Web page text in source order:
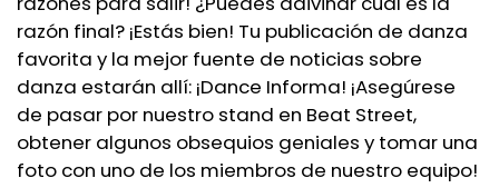
razón final? ¡Estás bien! Tu publicación de danza
favorita y la mejor fuente de noticias sobre
danza estarán allí: ¡Dance Informa! ¡Asegúrese
de pasar por nuestro stand en Beat Street,
obtener algunos obsequios geniales y tomar una
foto con uno de los miembros de nuestro equipo!